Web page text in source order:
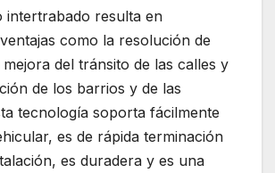
intertrabado resulta en
como la resolución de
mejora del tránsito de las calles y
de los barrios y de las
tecnología soporta fácilmente
es de rápida terminación
es duradera y es una